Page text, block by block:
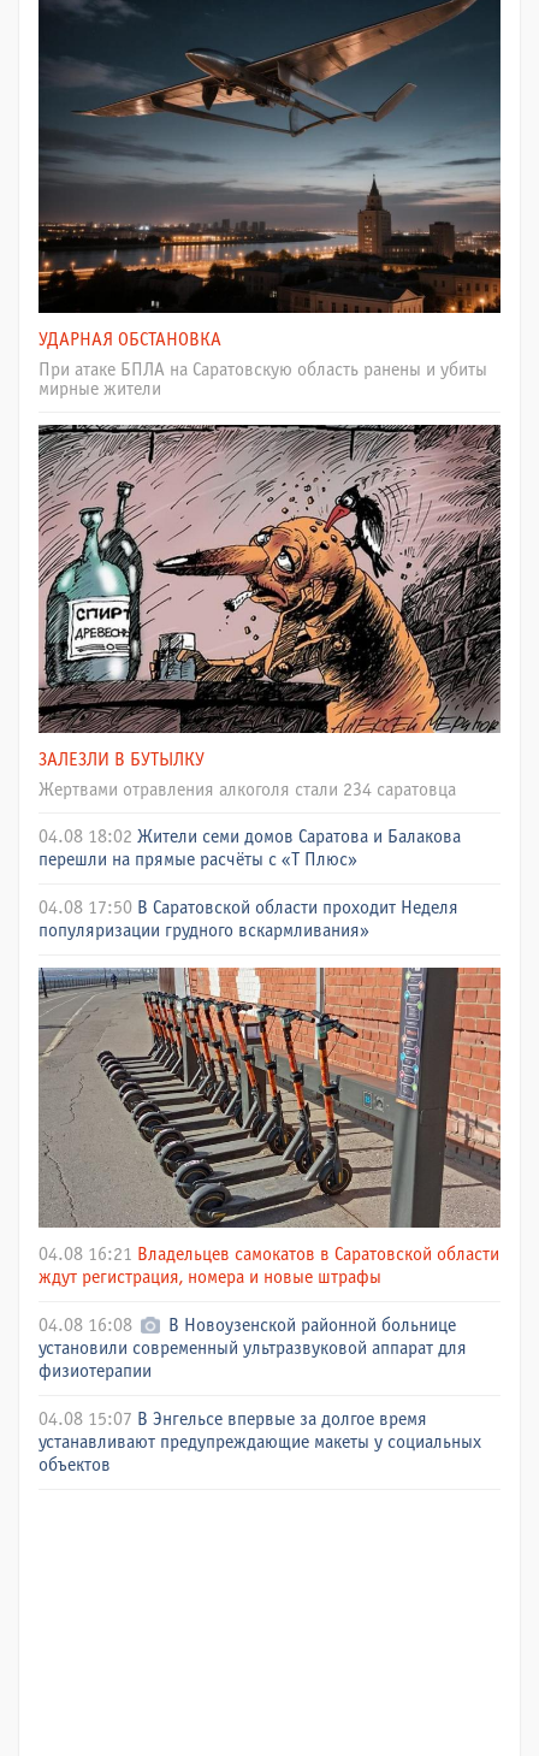
УДАРНАЯ ОБСТАНОВКА
При атаке БПЛА на Саратовскую область ранены и убиты
мирные жители
ЗАЛЕЗЛИ В БУТЫЛКУ
Жертвами отравления алкоголя стали 234 саратовца
04.08 18:02 Жители семи домов Саратова и Балакова
перешли на прямые расчёты с «Т Плюс»
04.08 17:50 В Саратовской области проходит Неделя
популяризации грудного вскармливания»
04.08 16:21 Владельцев самокатов в Саратовской области
ждут регистрация, номера и новые штрафы
04.08 16:08
В Новоузенской районной больнице
установили современный ультразвуковой аппарат для
физиотерапии
04.08 15:07 В Энгельсе впервые за долгое время
устанавливают предупреждающие макеты у социальных
объектов